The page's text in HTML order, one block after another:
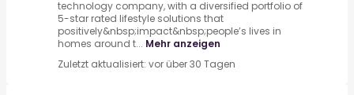
technology company, with a diversified portfolio of
5-star rated lifestyle solutions that
positively&nbsp;impact&nbsp;people’s lives in
homes around t... Mehr anzeigen
Zuletzt aktualisiert: vor über 30 Tagen